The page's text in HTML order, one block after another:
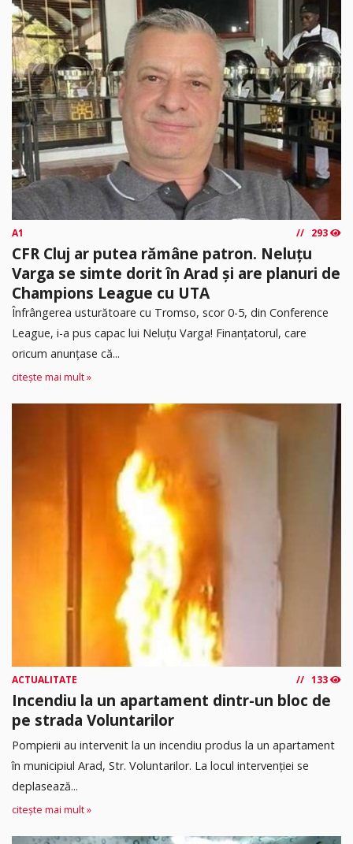
A1 293
CFR Cluj ar putea rămâne patron. Neluțu
Varga se simte dorit în Arad și are planuri de
Champions League cu UTA
Înfrângerea usturătoare cu Tromso, scor 0-5, din Conference
League, i-a pus capac lui Neluțu Varga! Finanțatorul, care
oricum anunțase că...
citește mai mult »
ACTUALITATE 133
Incendiu la un apartament dintr-un bloc de
pe strada Voluntarilor
Pompierii au intervenit la un incendiu produs la un apartament
în municipiul Arad, Str. Voluntarilor. La locul intervenției se
deplasează...
citește mai mult »